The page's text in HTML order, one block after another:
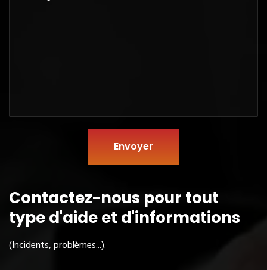
Envoyer
Contactez-nous pour tout
typed'aide et d'informations
(Incidents, problèmes...).